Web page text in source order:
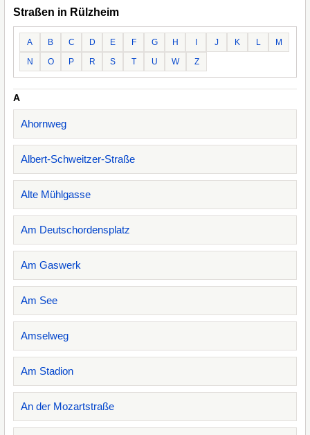
Straßen in Rülzheim
A B C D E F G H J K L
M
N
O P R S T U W Z
A
Ahornweg
Albert-Schweitzer-Straße
Alte Mühlgasse
Am Deutschordensplatz
Am Gaswerk
Am See
Amselweg
Am Stadion
An der Mozartstraße